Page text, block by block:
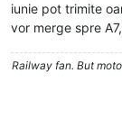
iunie pot trimite
vor merge spre
Railway fan. But